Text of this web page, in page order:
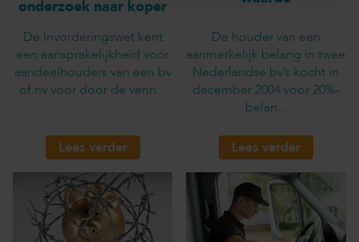
onderzoek naar koper
De Invorderingswet kent
een aansprakelijkheid voor
aandeelhouders van een bv
of nv voor door de venn...
Lees verder
De houder van een
aanmerkelijk belang in twee
Nederlandse bv’s kocht in
december 2004 voor 20%-
belan...
Lees verder